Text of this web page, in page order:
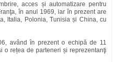
acces și automatizare pentru
în anul 1969, iar în prezent are
Italia, Polonia, Tunisia și China, cu
având în prezent o echipă de 11
o rețea de parteneri și reprezentanţi